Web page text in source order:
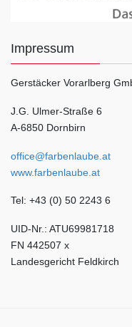
Impressum
Gerstäcker Vorarlberg
J.G. Ulmer-Straße 6
A-6850 Dornbirn
office@farbenlaube.at
www.farbenlaube.at
Tel: +43 (0) 50 2243 6
UID-Nr.: ATU69981718
FN 442507 x
Landesgericht Feldkirch